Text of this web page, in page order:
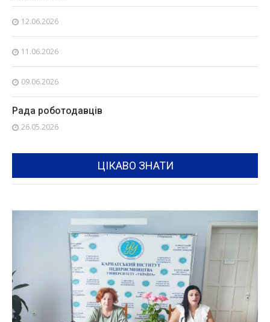
12.06.2026
11.06.2026
09.06.2026
Рада роботодавців
26.05.2026
ЦІКАВО ЗНАТИ